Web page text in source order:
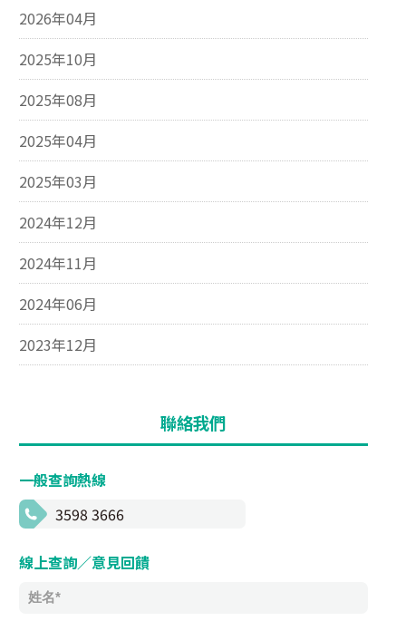
2026年04月
2025年10月
2025年08月
2025年04月
2025年03月
2024年12月
2024年11月
2024年06月
2023年12月
聯絡我們
一般查詢熱線
3598 3666
線上查詢／意見回饋